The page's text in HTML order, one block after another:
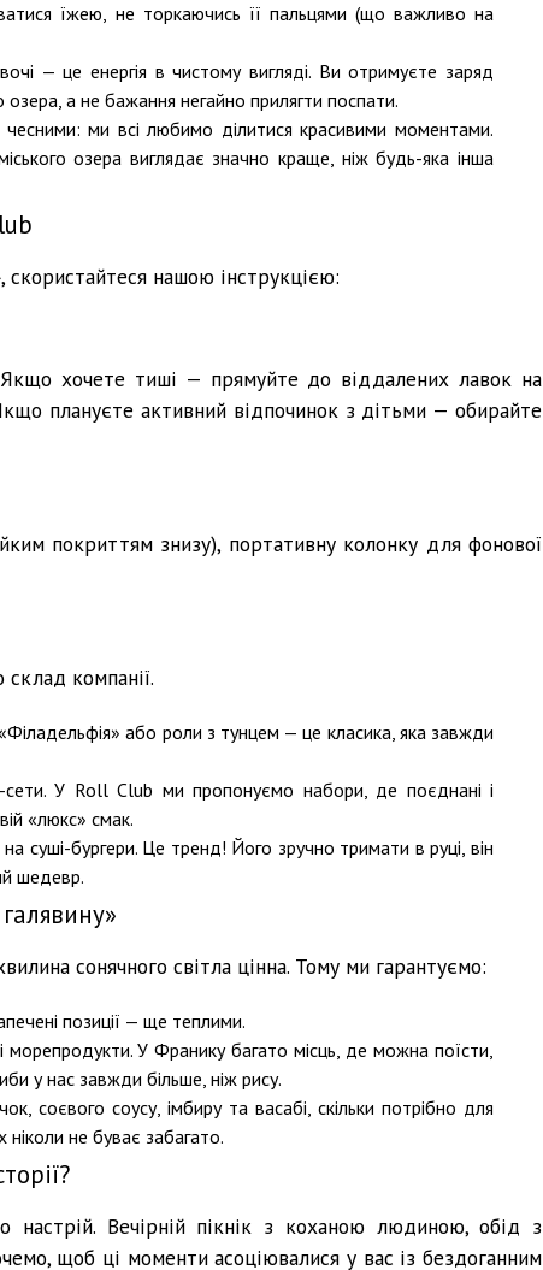
їжею, не торкаючись її пальцями (що важливо на
— це енергія в чистому вигляді. Ви отримуєте заряд
а не бажання негайно прилягти поспати.
ми всі любимо ділитися красивими моментами.
озера виглядає значно краще, ніж будь-яка інша
нашою інструкцією:
хочете тиші — прямуйте до віддалених лавок на
плануєте активний відпочинок з дітьми — обирайте
покриттям знизу), портативну колонку для фонової
компанії.
або роли з тунцем — це класика, яка завжди
У Roll Club ми пропонуємо набори, де поєднані і
«люкс» смак.
суші-бургери. Це тренд! Його зручно тримати в руці, він
шедевр.
сонячного світла цінна. Тому ми гарантуємо:
позиції — ще теплими.
морепродукти. У Франику багато місць, де можна поїсти,
у нас завжди більше, ніж рису.
соєвого соусу, імбиру та васабі, скільки потрібно для
ніколи не буває забагато.
Вечірній пікнік з коханою людиною, обід з
щоб ці моменти асоціювалися у вас із бездоганним